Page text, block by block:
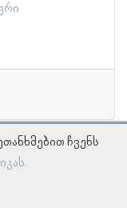
ჩვენს